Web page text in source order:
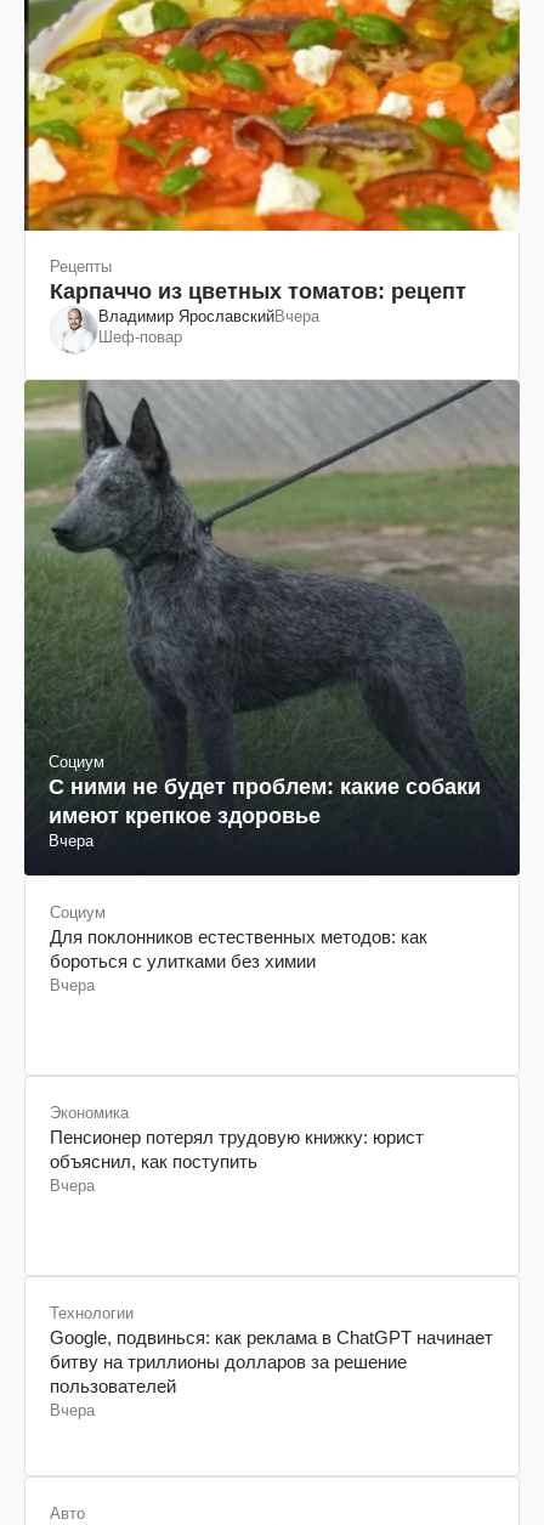
Рецепты
Карпаччо из цветных томатов: рецепт
Владимир ЯрославскийВчера
Шеф-повар
Социум
С ними не будет проблем: какие собаки
имеют крепкое здоровье
Вчера
Социум
Для поклонников естественных методов: как
бороться с улитками без химии
Вчера
Экономика
Пенсионер потерял трудовую книжку: юрист
объяснил, как поступить
Вчера
Технологии
Google, подвинься: как реклама в ChatGPT начинает
битву на триллионы долларов за решение
пользователей
Вчера
Авто